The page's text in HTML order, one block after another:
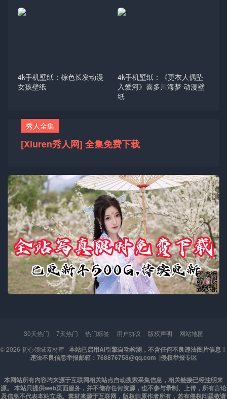
4k手机壁纸：棕色长发动漫
女孩壁纸
4k手机壁纸：《更衣人偶坠
入爱河》喜多川海梦 动漫壁
纸
秀人全集
[Xiuren秀人网] 全集免费下载
30天热门 7天热门 热门标签 用户协议 版权声明
网站地图
© 2026 初心领域素材库 本站已启用AI引擎自动检测，不含任何不良违法图片信息！
违法不良信息举报邮箱：768876758@qq.com |侵权举报专区
本网站所有内容均来源于互联网相关站点自动搜索采集信息，相关链接已经注明来
源。 本站只提供web页面服务，并不储存任何资源，也不参与录制、上传，所有言论
及信息不代表本站立场。素材来源于互联网，版权归原作者所有，若有侵权问题敬请